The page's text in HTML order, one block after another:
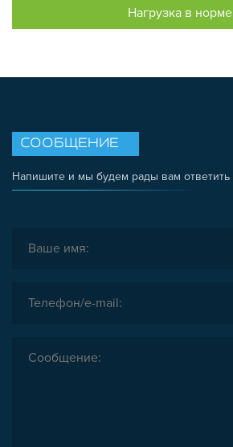
Нагрузка в норме
СООБЩЕНИЕ
Напишите и мы будем рады вам ответить